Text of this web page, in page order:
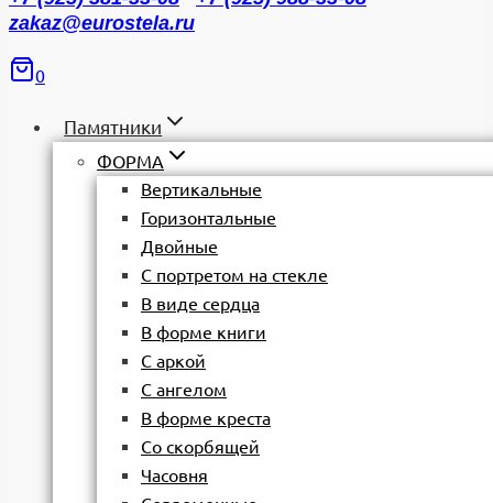
zakaz@eurostela.ru
0
Памятники
ФОРМА
Вертикальные
Горизонтальные
Двойные
С портретом на стекле
В виде сердца
В форме книги
С аркой
С ангелом
В форме креста
Со скорбящей
Часовня